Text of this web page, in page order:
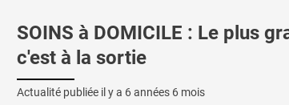
SOINS à DOMICILE : Le plus
c'est à la sortie
Actualité publiée il y a 6 années 6 mois